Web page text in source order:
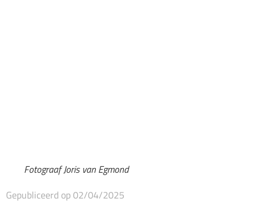
Fotograaf Joris van Egmond
Gepubliceerd op 02/04/2025